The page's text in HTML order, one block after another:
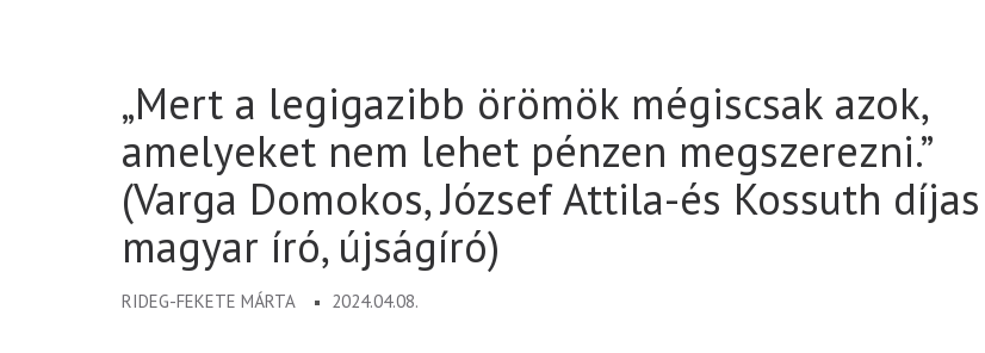
„Mert a legigazibb örömök mégiscsak azok,
amelyeket nem lehet pénzen megszerezni.”
(Varga Domokos, József Attila-és Kossuth díjas
magyar író, újságíró)
RIDEG-FEKETE MÁRTA 2024.04.08.